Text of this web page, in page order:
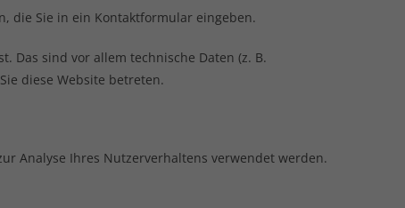
die Sie in ein Kontaktformular eingeben.
Das sind vor allem technische Daten (z. B.
diese Website betreten.
Analyse Ihres Nutzerverhaltens verwendet werden.